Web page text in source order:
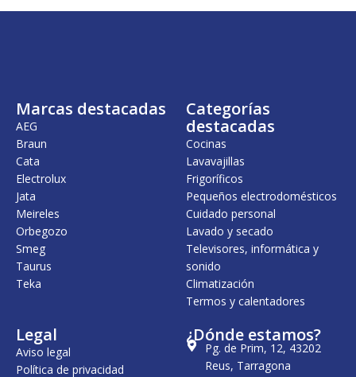
g
a
6
.
u
8
Marcas destacadas
AEG
Braun
Cata
Electrolux
Jata
Meireles
Orbegozo
Smeg
Taurus
Teka
Categorías
destacadas
Cocinas
Lavavajillas
Frigoríficos
Pequeños electrodomésticos
Cuidado personal
Lavado y secado
Televisores, informática y
sonido
Climatización
Termos y calentadores
Legal
Aviso legal
Política de privacidad
¿Dónde estamos?
Pg. de Prim, 12, 43202
Reus, Tarragona